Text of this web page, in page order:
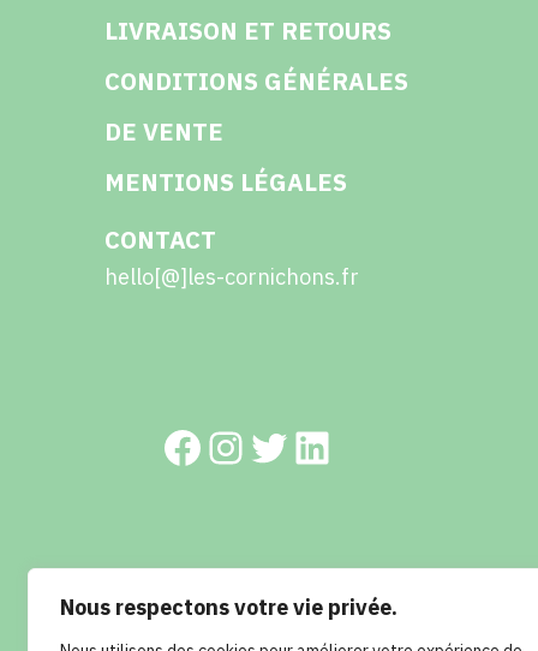
Nous respectons votre vie privée.
LIVRAISON ET RETOURS
CONDITIONS GÉNÉRALES
DE VENTE
MENTIONS LÉGALES
CONTACT
hello[@]les-cornichons.fr
Facebook
Instagram
TwitterLinkedIn
© 2023 Les cornichons - Réalisation : RETROKUBE